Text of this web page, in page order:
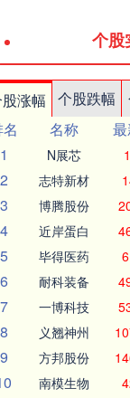
个股
涨幅 个股跌幅
名称
1
N展芯
2 志特新材
3 博腾股份
4 近岸蛋白
5 毕得医药
6 耐科装备
7 一博科技
8 义翘神州
9 方邦股份
南模生物